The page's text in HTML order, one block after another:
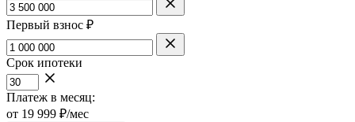
Первый взнос ₽
Срок ипотеки
Платеж в месяц:
от 19 999 ₽/мес